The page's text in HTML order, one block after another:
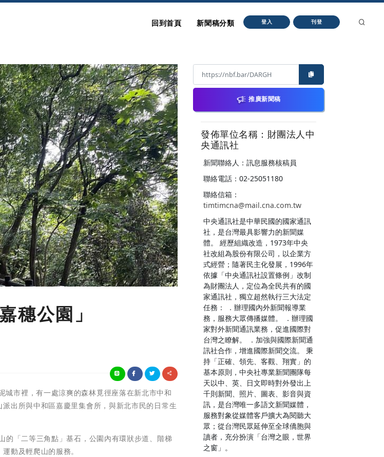
回到首頁 新聞稿分類 登入 刊登
穗公園」
市裡，有一處涼爽的森林覓徑座落在新北市中和
出所與中和區嘉慶里集會所，與新北市民的日常生
「二等三角點」基石，公園內有環狀步道、階梯
動及輕爬山的服務。
推廣新聞稿
發佈單位名稱：財團法人中
央通訊社
新聞聯絡人：訊息服務核稿員
聯絡電話：02-25051180
聯絡信箱：
timtimcna@mail.cna.com.tw
中央通訊社是中華民國的國家通訊
社，是台灣最具影響力的新聞媒
體。 經歷組織改造，1973年中央
社改組為股份有限公司，以企業方
式經營；隨著民主化發展，1996年
依據「中央通訊社設置條例」改制
為財團法人，定位為全民共有的國
家通訊社，獨立超然執行三大法定
任務： ．辦理國內外新聞報導業
務，服務大眾傳播媒體。 ．辦理國
家對外新聞通訊業務，促進國際對
台灣之瞭解。 ．加強與國際新聞通
訊社合作，增進國際新聞交流。 秉
持「正確、領先、客觀、翔實」的
基本原則，中央社專業新聞團隊每
天以中、英、日文即時對外發出上
千則新聞、照片、圖表、影音與資
訊，是台灣唯一多語文新聞媒體，
服務對象從媒體客戶擴大為閱聽大
眾；從台灣民眾延伸至全球僑胞與
讀者，充分扮演「台灣之眼，世界
之窗」。